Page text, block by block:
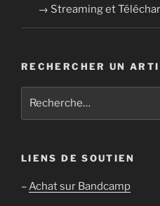
→ Streaming et
RECHERCHER UN
LIENS DE SOUTIEN
–Achat sur Bandcamp